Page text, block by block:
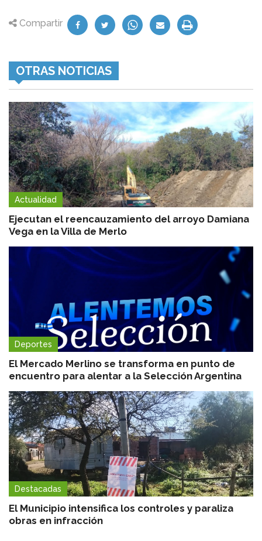
Compartir
OTRAS NOTICIAS
Actualidad
Ejecutan el reencauzamiento del arroyo Damiana
Vega en la Villa de Merlo
Deportes
El Mercado Merlino se transforma en punto de
encuentro para alentar a la Selección Argentina
Destacadas
El Municipio intensifica los controles y paraliza
obras en infracción